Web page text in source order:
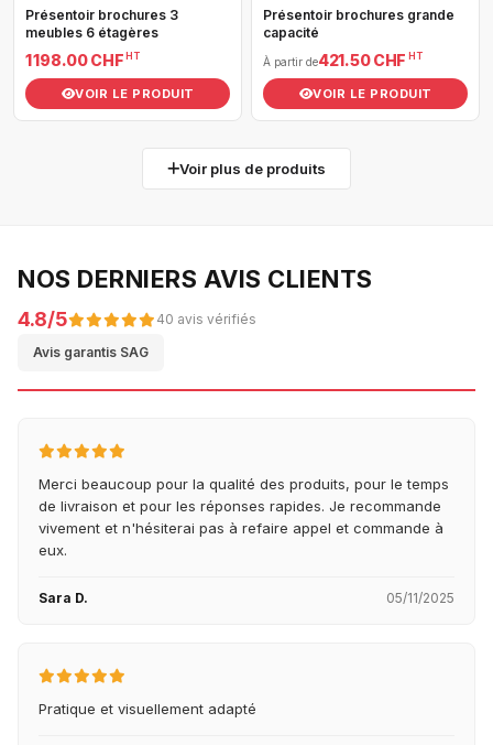
Présentoir brochures 3
meubles 6 étagères
1 198.00 CHF HT
VOIR LE PRODUIT
Présentoir brochures grande
capacité
À partir de421.50 CHF HT
VOIR LE PRODUIT
Voir plus de produits
NOS DERNIERS AVIS CLIENTS
4.8/5 40 avis vérifiés
Avis garantis SAG
Merci beaucoup pour la qualité des produits, pour le temps
de livraison et pour les réponses rapides. Je recommande
vivement et n'hésiterai pas à refaire appel et commande à
eux.
Sara D. 05/11/2025
Pratique et visuellement adapté